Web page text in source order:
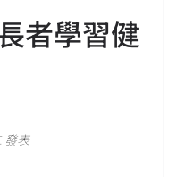
者學習健
發表